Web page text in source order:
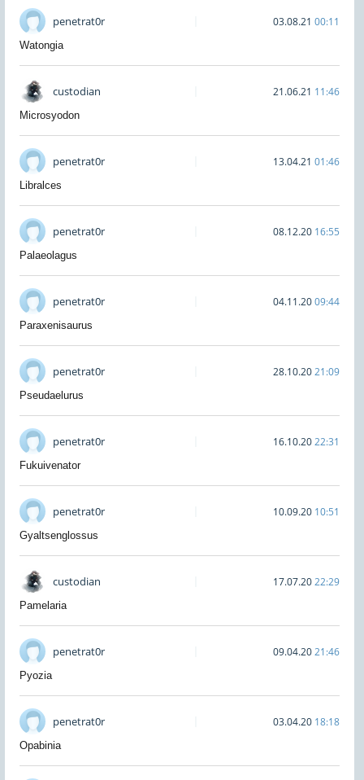
penetrat0r 03.08.21 00:11
Watongia
custodian 21.06.21 11:46
Microsyodon
penetrat0r 13.04.21 01:46
Libralces
penetrat0r 08.12.20 16:55
Palaeolagus
penetrat0r 04.11.2009:44
Paraxenisaurus
penetrat0r 28.10.2021:09
Pseudaelurus
penetrat0r 16.10.2022:31
Fukuivenator
penetrat0r 10.09.20 10:51
Gyaltsenglossus
custodian 17.07.2022:29
Pamelaria
penetrat0r 09.04.2021:46
Pyozia
penetrat0r 03.04.20 18:18
Opabinia